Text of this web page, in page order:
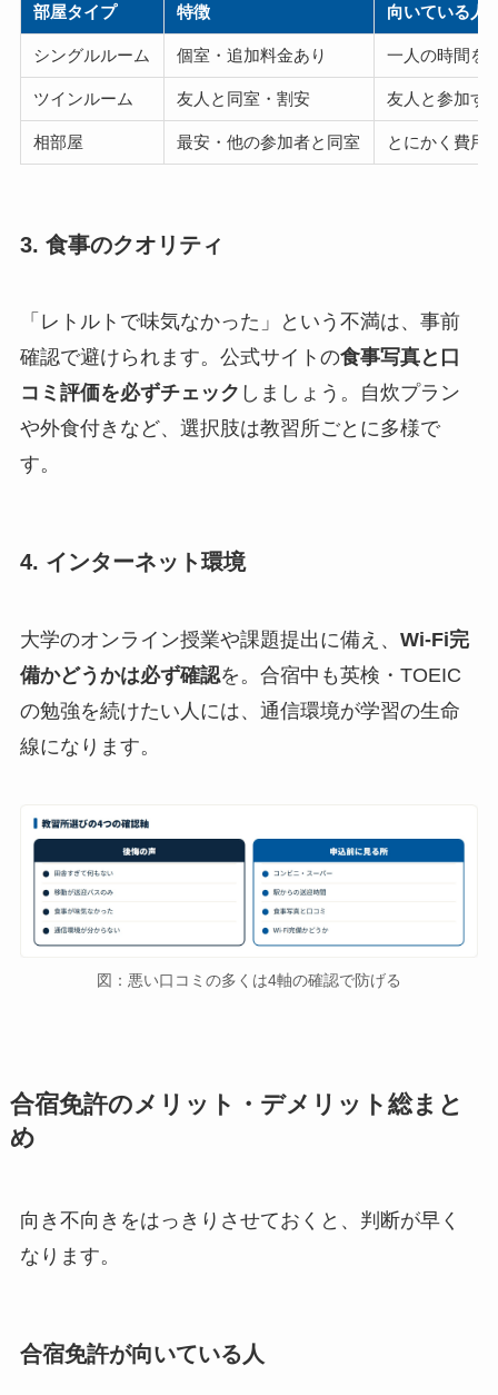
部屋タイプ 特徴 向いている人
シングルルーム 個室・追加料金あり 一人の時間を
ツインルーム 友人と同室・割安 友人と参加す
相部屋 最安・他の参加者と同室 とにかく費用
3. 食事のクオリティ
「レトルトで味気なかった」という不満は、事前
確認で避けられます。公式サイトの食事写真と口
コミ評価を必ずチェック しましょう。自炊プラン
や外食付きなど、選択肢は教習所ごとに多様で
す。
4. インターネット環境
大学のオンライン授業や課題提出に備え、 Wi-Fi完
備かどうかは必ず確認を。合宿中も英検・TOEIC
の勉強を続けたい人には、通信環境が学習の生命
線になります。
図：悪い口コミの多くは4軸の確認で防げる
合宿免許のメリット・デメリット総まと
め
向き不向きをはっきりさせておくと、判断が早く
なります。
合宿免許が向いている人